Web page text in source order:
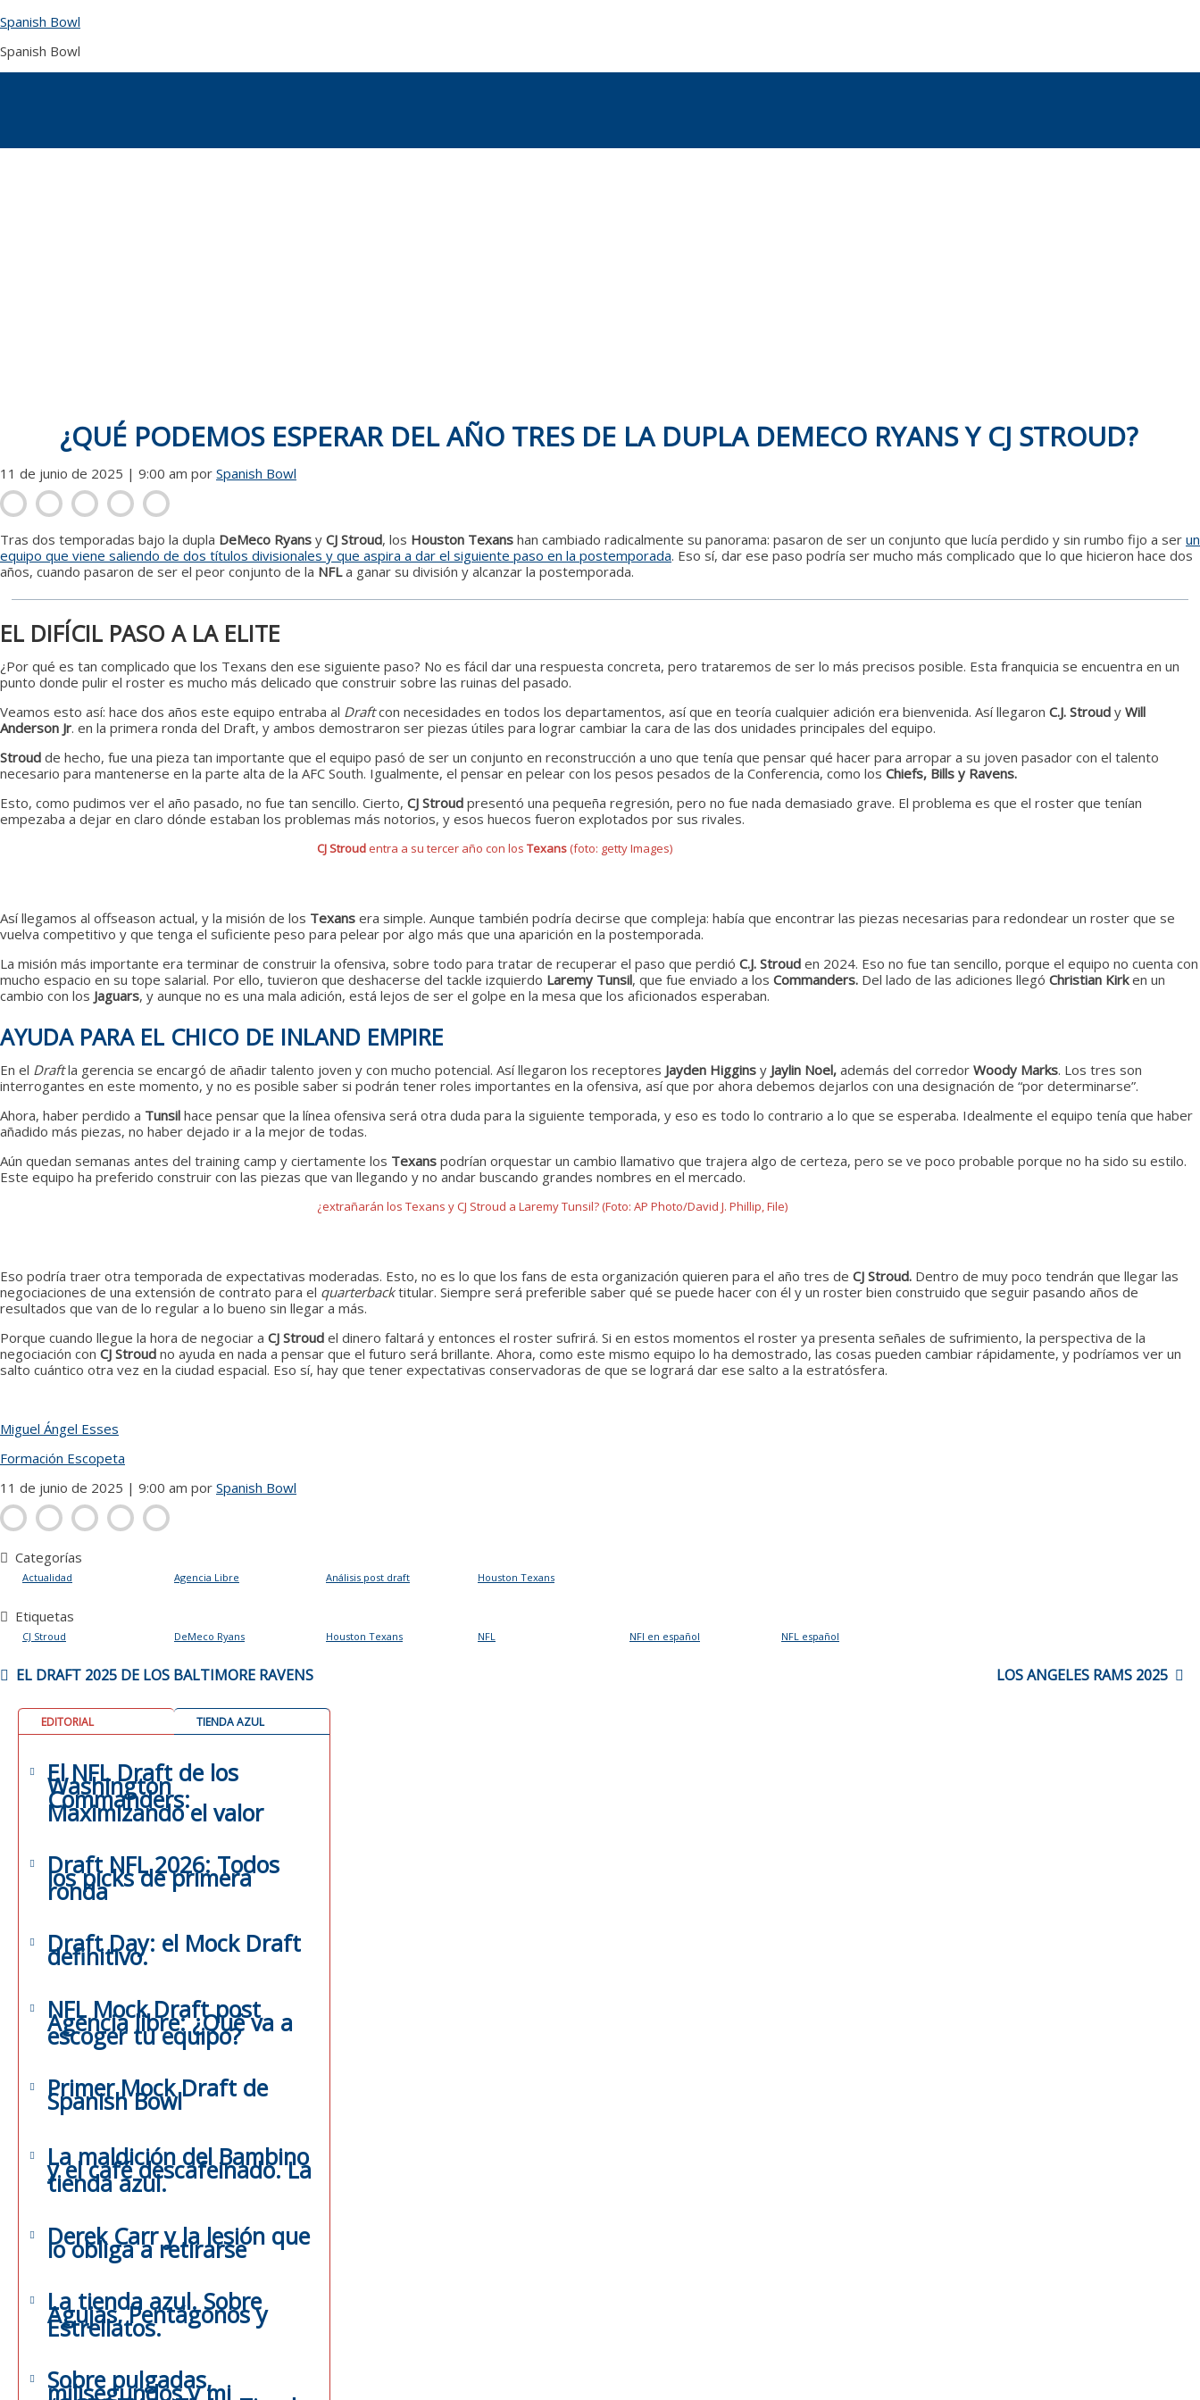
to
Spanish Bowl
Spanish Bowl
¿QUÉ PODEMOS ESPERAR DEL AÑO TRES DE LA DUPLA DEMECO RYANS Y CJ STROUD?
11 de junio de 2025 | 9:00 am por Spanish Bowl
Tras dos temporadas bajo la dupla DeMeco Ryans y CJ Stroud, los Houston Texans han cambiado radicalmente su panorama: pasaron de ser un conjunto que lucía perdido y sin rumbo fijo a ser un
equipo que viene saliendo de dos títulos divisionales y que aspira a dar el siguiente paso en la postemporada. Eso sí, dar ese paso podría ser mucho más complicado que lo que hicieron hace dos
años, cuando pasaron de ser el peor conjunto de la NFLa ganar su división y alcanzar la postemporada.
EL DIFÍCIL PASO A LA ELITE
¿Por qué es tan complicado que los Texans den ese siguiente paso? No es fácil dar una respuesta concreta, pero trataremos de ser lo más precisos posible. Esta franquicia se encuentra en un
punto donde pulir el roster es mucho más delicado que construir sobre las ruinas del pasado.
Veamos esto así: hace dos años este equipo entraba al Draftcon necesidades en todos los departamentos, así que en teoría cualquier adición era bienvenida. Así llegaron C.J. Stroud y Will
Anderson Jr. en la primera ronda del Draft, y ambos demostraron ser piezas útiles para lograr cambiar la cara de las dos unidades principales del equipo.
Stroud de hecho, fue una pieza tan importante que el equipo pasó de ser un conjunto en reconstrucción a uno que tenía que pensar qué hacer para arropar a su joven pasador con el talento
necesario para mantenerse en la parte alta de la AFC South. Igualmente, el pensar en pelear con los pesos pesados de la Conferencia, como los Chiefs, Bills y Ravens.
Esto, como pudimos ver el año pasado, no fue tan sencillo. Cierto, CJ Stroud presentó una pequeña regresión, pero no fue nada demasiado grave. El problema es que el roster que tenían
empezaba a dejar en claro dónde estaban los problemas más notorios, y esos huecos fueron explotados por sus rivales.
CJ Stroud entra a su tercer año con los Texans (foto: getty Images)
Así llegamos al offseason actual, y la misión de los Texans era simple. Aunque también podría decirse que compleja: había que encontrar las piezas necesarias para redondear un roster que se
vuelva competitivo y que tenga el suficiente peso para pelear por algo más que una aparición en la postemporada.
La misión más importante era terminar de construir la ofensiva, sobre todo para tratar de recuperar el paso que perdió C.J. Stroud en 2024. Eso no fue tan sencillo, porque el equipo no cuenta con
mucho espacio en su tope salarial. Por ello, tuvieron que deshacerse del tackle izquierdo Laremy Tunsil, que fue enviado a los Commanders. Del lado de las adiciones llegó Christian Kirken un
cambio con los Jaguars, y aunque no es una mala adición, está lejos de ser el golpe en la mesa que los aficionados esperaban.
AYUDA PARA EL CHICO DE INLAND EMPIRE
En el Draftla gerencia se encargó de añadir talento joven y con mucho potencial. Así llegaron los receptores Jayden Higgins y Jaylin Noel, además del corredor Woody Marks. Los tres son
interrogantes en este momento, y no es posible saber si podrán tener roles importantes en la ofensiva, así que por ahora debemos dejarlos con una designación de “por determinarse”.
Ahora, haber perdido a Tunsil hace pensar que la línea ofensiva será otra duda para la siguiente temporada, y eso es todo lo contrario a lo que se esperaba. Idealmente el equipo tenía que haber
añadido más piezas, no haber dejado ir a la mejor de todas.
Aún quedan semanas antes del training camp y ciertamente los Texans podrían orquestar un cambio llamativo que trajera algo de certeza, pero se ve poco probable porque no ha sido su estilo.
Este equipo ha preferido construir con las piezas que van llegando y no andar buscando grandes nombres en el mercado.
¿extrañarán los Texans y CJ Stroud a Laremy Tunsil? (Foto: AP Photo/David J. Phillip, File)
Eso podría traer otra temporada de expectativas moderadas. Esto, no es lo que los fans de esta organización quieren para el año tres de CJ Stroud. Dentro de muy poco tendrán que llegar las
negociaciones de una extensión de contrato para el quarterbacktitular. Siempre será preferible saber qué se puede hacer con él y un roster bien construido que seguir pasando años de
resultados que van de lo regular a lo bueno sin llegar a más.
Porque cuando llegue la hora de negociar a CJ Stroud el dinero faltará y entonces el roster sufrirá. Si en estos momentos el roster ya presenta señales de sufrimiento, la perspectiva de la
negociación con CJ Stroud no ayuda en nada a pensar que el futuro será brillante. Ahora, como este mismo equipo lo ha demostrado, las cosas pueden cambiar rápidamente, y podríamos ver un
salto cuántico otra vez en la ciudad espacial. Eso sí, hay que tener expectativas conservadoras de que se logrará dar ese salto a la estratósfera.
Miguel Ángel Esses
Formación Escopeta
11 de junio de 2025 | 9:00 am por Spanish Bowl
Categorías
Actualidad Agencia Libre Análisis post draft Houston Texans
Etiquetas
CJ Stroud DeMeco Ryans Houston Texans NFL NFl en español NFL español
NAVEGACIÓN
DE
ENTRADAS
EL DRAFT 2025 DE LOS BALTIMORE RAVENS LOS ANGELES RAMS 2025
EDITORIAL TIENDA AZUL
El NFL Draft de los
Washington
Commanders:
Maximizando el valor
Draft NFL 2026: Todos
los picks de primera
ronda
Draft Day: el Mock Draft
definitivo.
NFL Mock Draft post
Agencia libre: ¿Qué va a
escoger tu equipo?
Primer Mock Draft de
Spanish Bowl
La maldición del Bambino
y el café descafeinado. La
tienda azul.
Derek Carr y la lesión que
lo obliga a retirarse
La tienda azul. Sobre
Agujas, Pentágonos y
Estrellatos.
Sobre pulgadas,
milisegundos y mi